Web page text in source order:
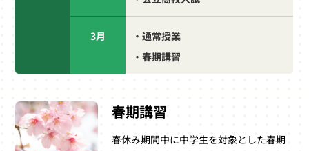
3月
・通常授業
・春期講習
春期講習
春休み期間中に中学生を対象とした春期